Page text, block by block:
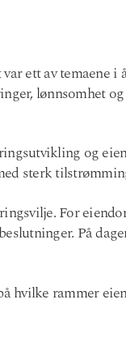
ett av temaene i
lønnsomhet
og
sterk
For
På
hvilke rammer